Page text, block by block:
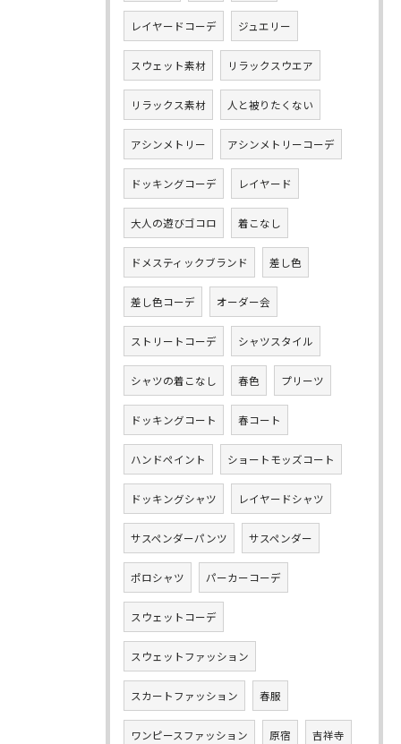
レイヤードコーデ ジュエリー
スウェット素材 リラックスウエア
リラックス素材 人と被りたくない
アシンメトリー アシンメトリーコーデ
ドッキングコーデ レイヤード
大人の遊びゴコロ 着こなし
ドメスティックブランド 差し色
差し色コーデ オーダー会
ストリートコーデ シャツスタイル
シャツの着こなし 春色 プリーツ
ドッキングコート 春コート
ハンドペイント ショートモッズコート
ドッキングシャツ レイヤードシャツ
サスペンダーパンツ サスペンダー
ポロシャツ パーカーコーデ
スウェットコーデ
スウェットファッション
スカートファッション 春服
ワンピースファッション 原宿 吉祥寺